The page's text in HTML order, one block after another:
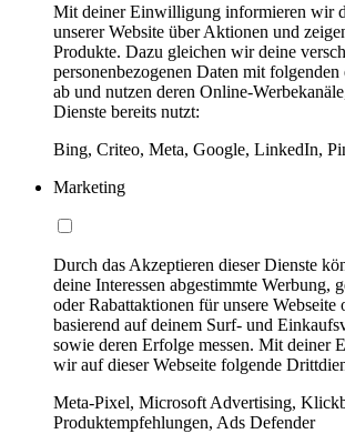
Mit deiner Einwilligung informieren wir
unserer Website über Aktionen und
Produkte. Dazu gleichen wir deine
personenbezogenen Daten mit
ab und nutzen deren Online-
Dienste bereits nutzt:
Bing, Criteo, Meta, Google, LinkedIn,
Marketing
Durch das Akzeptieren dieser Dienste
deine Interessen abgestimmte Werbung,
oder Rabattaktionen für unsere Webseite
basierend auf deinem Surf- und
sowie deren Erfolge messen. Mit deiner
wir auf dieser Webseite folgende
Meta-Pixel, Microsoft Advertising,
Produktempfehlungen, Ads Defender